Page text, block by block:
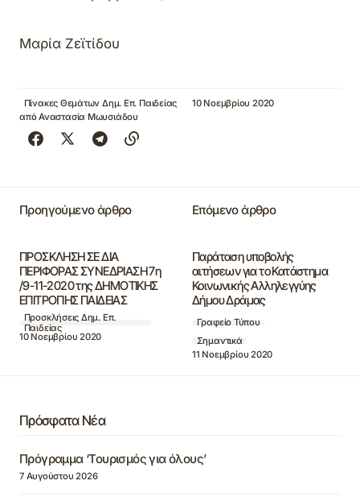
Μαρία Ζεϊτίδου
Πίνακες Θεμάτων Δημ. Επ. Παιδείας
10 Νοεμβρίου 2020
απόΑναστασία Μωυσιάδου
Προηγούμενο άρθρο
ΠΡΟΣΚΛΗΣΗ ΣΕ ΔΙΑ
ΠΕΡΙΦΟΡΑΣ ΣΥΝΕΔΡΙΑΣΗ 7η
/9-11-2020 της ΔΗΜΟΤΙΚΗΣ
ΕΠΙΤΡΟΠΗΣ ΠΑΙΔΕΙΑΣ
Προσκλήσεις Δημ. Επ.
Παιδείας
10 Νοεμβρίου 2020
Επόμενο άρθρο
Παράταση υποβολής
αιτήσεων για το Κατάστημα
Κοινωνικής Αλληλεγγύης
Δήμου Δράμας
Γραφείο Τύπου
Σημαντικά
11 Νοεμβρίου 2020
Πρόσφατα Νέα
Πρόγραμμα ‘Τουρισμός για όλους’
7 Αυγούστου 2026